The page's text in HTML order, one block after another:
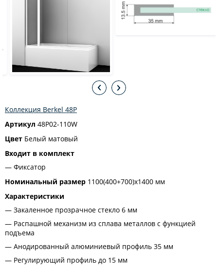
Коллекция Berkel 48P
Артикул 48P02-110W
Цвет Белый матовый
Входит в комплект
Фиксатор
Номинальный размер 1100(400+700)х1400 мм
Характеристики
Закаленное прозрачное стекло 6 мм
Распашной механизм из сплава металлов с функцией
подъема
Анодированный алюминиевый профиль 35 мм
Регулирующий профиль до 15 мм